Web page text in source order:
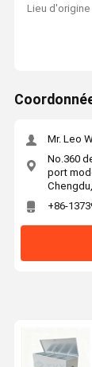
Lieu d'origine
Mr. Leo
No.360
port
+86-